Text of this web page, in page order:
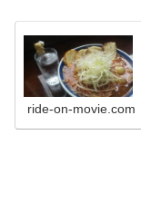
ride-on-movie.com